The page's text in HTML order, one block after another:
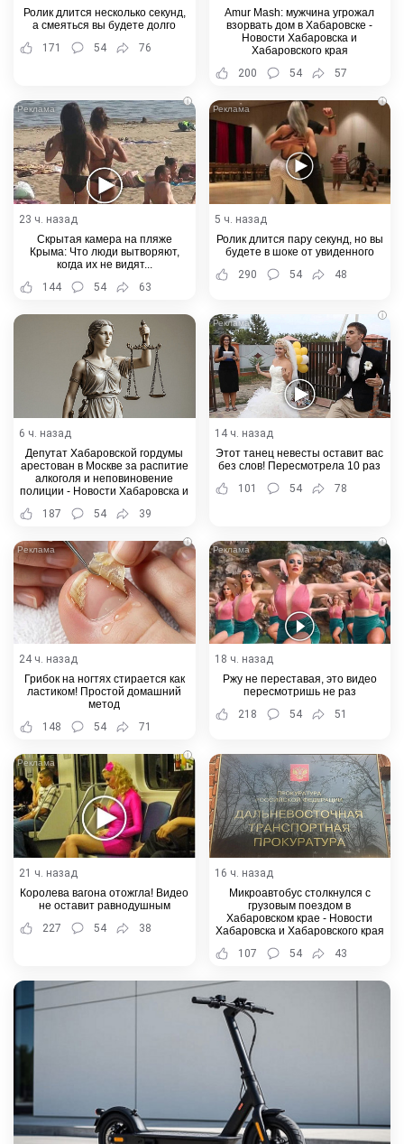
Ролик длится несколько секунд,
а смеяться вы будете долго
171
54 76
Amur Mash: мужчина угрожал
взорвать дом в Хабаровске -
Новости Хабаровска и
Хабаровского края
200
54 57
i
23 ч. назад
Скрытая камера на пляже
Крыма: Что люди вытворяют,
когда их не видят...
144
54 63
i
5 ч. назад
Ролик длится пару секунд, но вы
будете в шоке от увиденного
290
54 48
6 ч. назад
Депутат Хабаровской гордумы
арестован в Москве за распитие
алкоголя и неповиновение
полиции - Новости Хабаровска и
187 54 39
i
14 ч. назад
Этот танец невесты оставит вас
без слов! Пересмотрела 10 раз
101
54 78
i
24 ч. назад
Грибок на ногтях стирается как
ластиком! Простой домашний
метод
148
54 71
i
18 ч. назад
Ржу не переставая, это видео
пересмотришь не раз
218
54 51
i
21 ч. назад
Королева вагона отожгла! Видео
не оставит равнодушным
227
54 38
16 ч. назад
Микроавтобус столкнулся с
грузовым поездом в
Хабаровском крае - Новости
Хабаровска и Хабаровского края
107
54 43